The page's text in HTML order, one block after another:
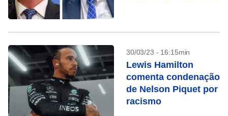
30/03/23 - 16:15min
Lewis Hamilton
comenta condenação
de Nelson Piquet por
racismo